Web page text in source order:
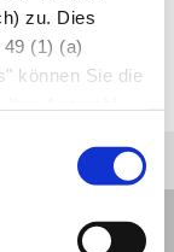
zu. Dies
(1) (a)
können Sie die
verstärkt